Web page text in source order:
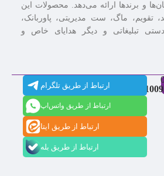
و برندها ارائه می‌دهد. محصولات این
ماگ، ست مدیریتی، پاوربانک،
تبلیغاتی و دیگر هدایای خاص و
ارتباط از طریق تلگرام
ارتباط از طریق واتس‌اپ
ارتباط از طریق ایتا
ارتباط از طریق بله